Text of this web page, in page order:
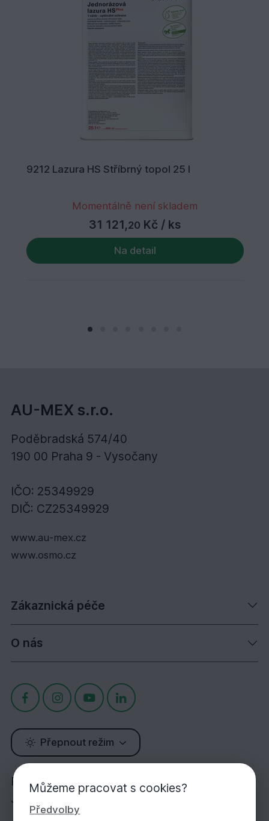
9212 Lazura HS Stříbrný topol 25 l
Momentálně není skladem
31 121,20 Kč / ks
Na detail
AU-MEX s.r.o.
Poděbradská 574/40
190 00 Praha 9 - Vysočany
IČO: 25349929
DIČ: CZ25349929
www.au-mex.cz
www.osmo.cz
Zákaznická péče
O nás
Přepnout režim
Potřebujete poradit?
Jsme tu pro Vás!
Můžeme pracovat s cookies?
Předvolby